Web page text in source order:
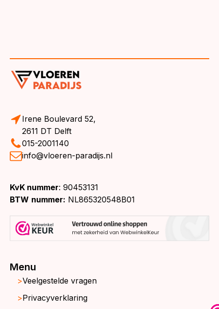
Irene Boulevard 52,
2611 DT Delft
015-2001140
info@vloeren-paradijs.nl
KvK nummer: 90453131
BTW nummer: NL865320548B01
Menu
Veelgestelde vragen
Privacyverklaring